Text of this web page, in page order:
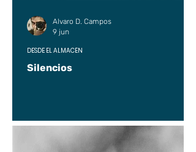
Silencios
DESDE EL ALMACÉN
Alvaro D. Campos
9 jun